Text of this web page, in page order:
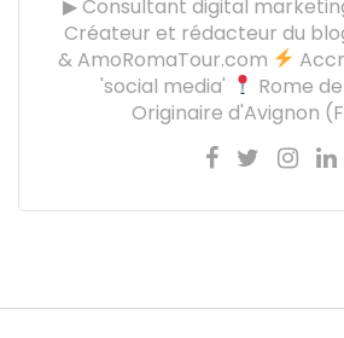
▶ Consultant digital
Créateur et rédacteur du
& AmoRomaTour.com
'social media'
Rome
Originaire d'Avignon